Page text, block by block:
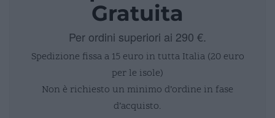
Gratuita
Per ordini superiori ai 290 €.
Spedizione fissa a 15 euro in tutta Italia (20 euro
per le isole)
Non è richiesto un minimo d’ordine in fase
d’acquisto.